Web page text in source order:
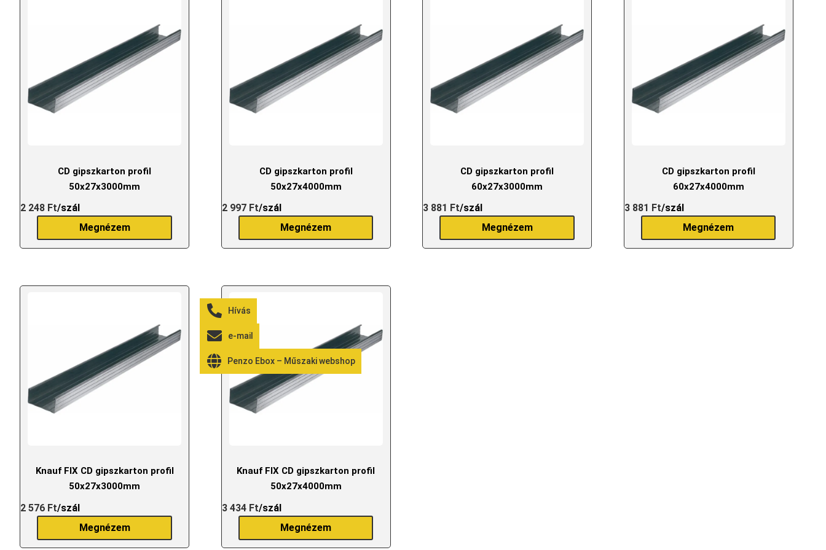
CD gipszkarton profil
50x27x3000mm
2 248 Ft/szál
Megnézem
CD gipszkarton profil
50x27x4000mm
2 997 Ft/szál
Megnézem
CD gipszkarton profil
60x27x3000mm
3 881 Ft/szál
Megnézem
CD gipszkarton profil
60x27x4000mm
3 881 Ft/szál
Megnézem
Knauf FIX CD gipszkarton profil
50x27x3000mm
2 576 Ft/szál
Megnézem
Knauf FIX CD gipszkarton profil
50x27x4000mm
3 434 Ft/szál
Megnézem
Hívás
e-mail
Penzo Ebox – Műszaki webshop